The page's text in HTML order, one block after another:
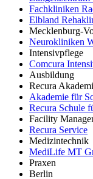
Fachkliniken
Elbland
Mecklenburg-
Neurokliniken
Intensivpflege
Comcura
Ausbildung
Recura
Akademie für
Recura Schule
Facility
Recura Service
Medizintechnik
MediLife MT
Praxen
Berlin